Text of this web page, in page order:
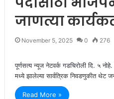
जाणत्या
November 5, 2025 0 276
पूर्णसत्य न्यूज नेटवर्क गडचिरोली दि. ५
मध्ये झालेल्या सार्वत्रिक निवडणुकीत थेट
Read More »